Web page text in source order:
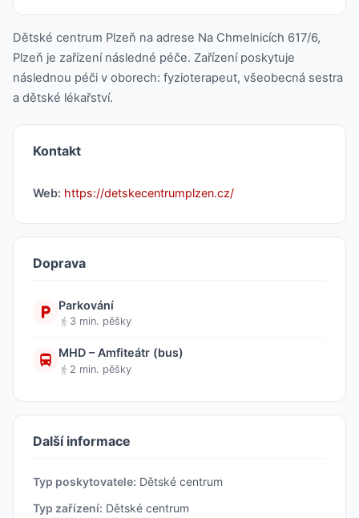
Dětské centrum Plzeň na adrese Na Chmelnicích 617/6,
Plzeň je zařízení následné péče. Zařízení poskytuje
následnou péči v oborech: fyzioterapeut, všeobecná sestra
a dětské lékařství.
Kontakt
Web: https://detskecentrumplzen.cz/
Doprava
Parkování
3 min. pěšky
MHD – Amfiteátr (bus)
2 min. pěšky
Další informace
Typ poskytovatele: Dětské centrum
Typ zařízení: Dětské centrum